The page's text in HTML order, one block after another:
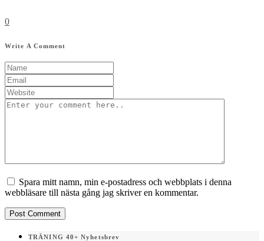
0
Write A Comment
Spara mitt namn, min e-postadress och webbplats i denna
webbläsare till nästa gång jag skriver en kommentar.
TRÄNING 40+ Nyhetsbrev